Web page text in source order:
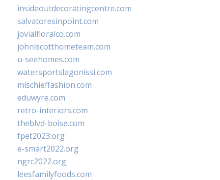
insideoutdecoratingcentre.com
salvatoresinpoint.com
jovialfloralco.com
johnlscotthometeam.com
u-seehomes.com
watersportslagonissi.com
mischieffashion.com
eduwyre.com
retro-interiors.com
theblvd-boise.com
fpet2023.org
e-smart2022.org
ngrc2022.org
leesfamilyfoods.com